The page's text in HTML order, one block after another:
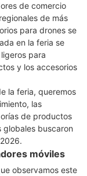
de comercio
de más
para drones se
en la feria se
para
y los accesorios
la feria, queremos
las
de productos
buscaron
móviles
observamos este